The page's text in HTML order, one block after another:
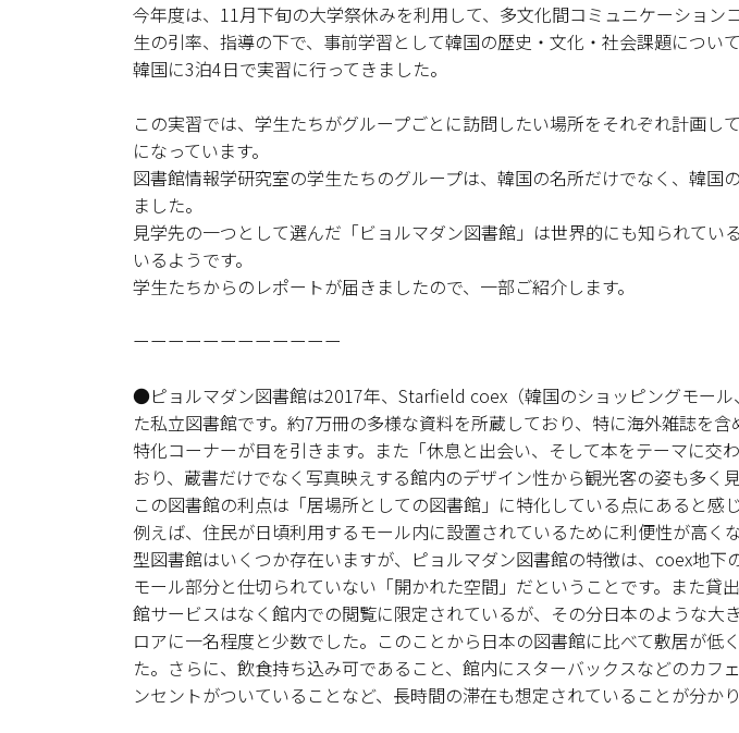
今年度は、11月下旬の大学祭休みを利用して、多文化間コミュニケーション
生の引率、指導の下で、事前学習として韓国の歴史・文化・社会課題につい
韓国に3泊4日で実習に行ってきました。
この実習では、学生たちがグループごとに訪問したい場所をそれぞれ計画し
になっています。
図書館情報学研究室の学生たちのグループは、韓国の名所だけでなく、韓国
ました。
見学先の一つとして選んだ「ビョルマダン図書館」は世界的にも知られてい
いるようです。
学生たちからのレポートが届きましたので、一部ご紹介します。
ーーーーーーーーーーーー
●ピョルマダン図書館は2017年、Starfield coex（韓国のショッピングモー
た私立図書館です。約7万冊の多様な資料を所蔵しており、特に海外雑誌を
特化コーナーが目を引きます。また「休息と出会い、そして本をテーマに交
おり、蔵書だけでなく写真映えする館内のデザイン性から観光客の姿も多く見
この図書館の利点は「居場所としての図書館」に特化している点にあると感じ
例えば、住民が日頃利用するモール内に設置されているために利便性が高く
型図書館はいくつか存在いますが、ピョルマダン図書館の特徴は、coex地下
モール部分と仕切られていない「開かれた空間」だということです。また貸
館サービスはなく館内での閲覧に限定されているが、その分日本のような大
ロアに一名程度と少数でした。このことから日本の図書館に比べて敷居が低
た。さらに、飲食持ち込み可であること、館内にスターバックスなどのカフ
ンセントがついていることなど、長時間の滞在も想定されていることが分かり